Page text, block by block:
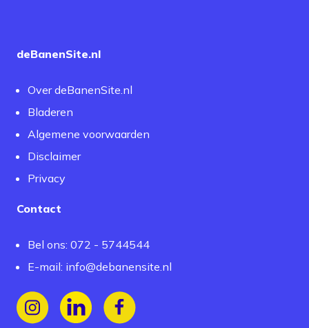
deBanenSite.nl
Over deBanenSite.nl
Bladeren
Algemene voorwaarden
Disclaimer
Privacy
Contact
Bel ons: 072 - 5744544
E-mail: info@debanensite.nl